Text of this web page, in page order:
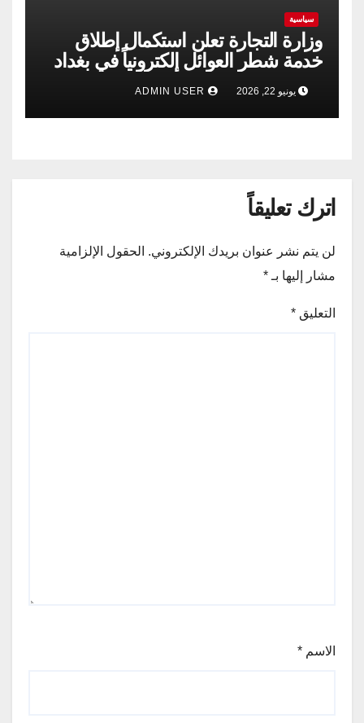
سياسية
وزارة التجارة تعلن استكمال إطلاق
خدمة شطر العوائل إلكترونياً في بغداد
وجميع المحافظات
يونيو 22, 2026
اترك تعليقاً
لن يتم نشر عنوان بريدك الإلكتروني. الحقول الإلزامية
مشار إليها بـ *
التعليق *
الاسم *